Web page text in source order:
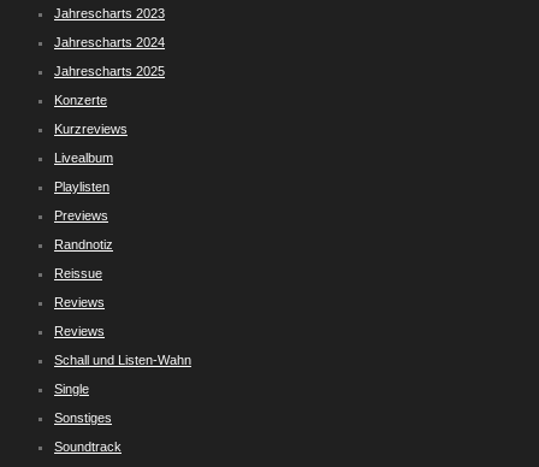
Jahrescharts 2023
Jahrescharts 2024
Jahrescharts 2025
Konzerte
Kurzreviews
Livealbum
Playlisten
Previews
Randnotiz
Reissue
Reviews
Reviews
Schall und Listen-Wahn
Single
Sonstiges
Soundtrack